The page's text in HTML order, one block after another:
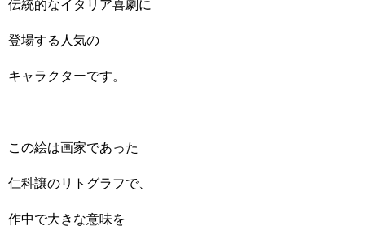
伝統的なイタリア喜劇に
登場する人気の
キャラクターです。
この絵は画家であった
仁科譲のリトグラフで、
作中で大きな意味を